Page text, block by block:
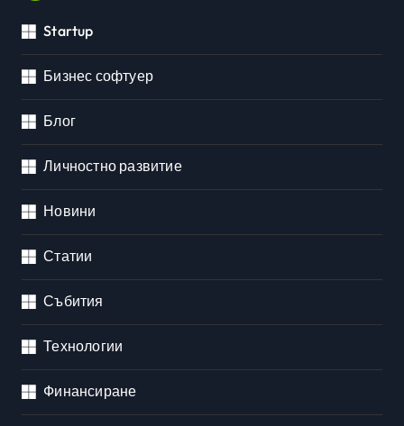
Startup
Бизнес софтуер
Блог
Личностно развитие
Новини
Статии
Събития
Технологии
Финансиране